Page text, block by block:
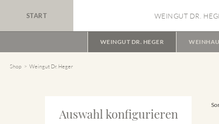
START WEINGUT DR.
WEINGUT DR. HEGER
Shop Weingut Dr. Heger
Auswahl konfigurieren